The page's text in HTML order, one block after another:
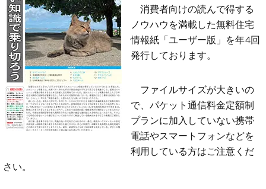
消費者向けの読んで得する
ノウハウを満載した無料住宅
情報紙「ユーザー版」を年4回
発行しております。
ファイルサイズが大きいの
で、パケット通信料金定額制
プランに加入していない携帯
電話やスマートフォンなどを
利用している方はご注意くだ
さい。